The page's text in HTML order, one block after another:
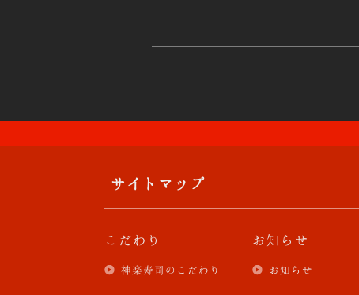
サイトマップ
こだわり
神楽寿司のこだわり
お知らせ
お知らせ